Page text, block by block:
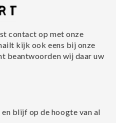
contact op met onze
kijk ook eens bij onze
beantwoorden wij daar uw
blijf op de hoogte van al